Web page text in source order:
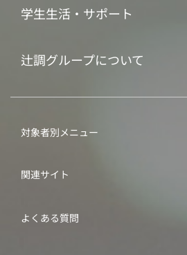
学生生活・サポート
辻調グループについて
対象者別メニュー
関連サイト
よくある質問